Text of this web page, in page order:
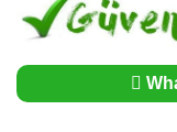
Kapari Gebre Otu
Keçiboynuzu Fidanı